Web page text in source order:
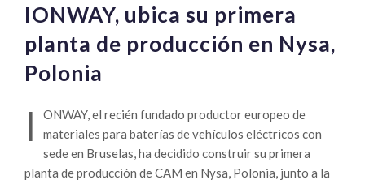
IONWAY, ubica su primera
planta de producción en Nysa,
Polonia
I
ONWAY, el recién fundado productor europeo de
materiales para baterías de vehículos eléctricos con
sede en Bruselas, ha decidido construir su primera
planta de producción de CAM en Nysa, Polonia, junto a la